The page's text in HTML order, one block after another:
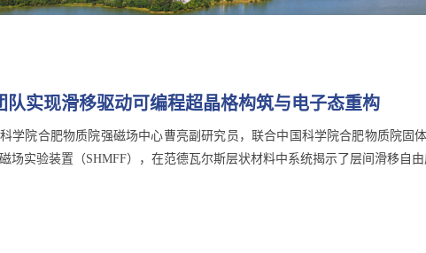
队实现滑移驱动可编程超晶格构筑与电子态重构
学院合肥物质院强磁场中心曹亮副研究员，联合中国科学院合肥物质院固
场实验装置（SHMFF），在范德瓦尔斯层状材料中系统揭示了层间滑移自